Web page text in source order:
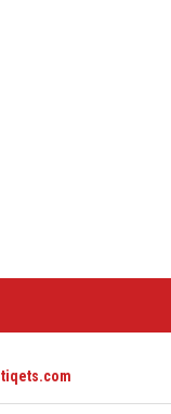
tiqets.com